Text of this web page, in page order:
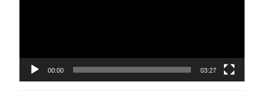
00:00 03:27